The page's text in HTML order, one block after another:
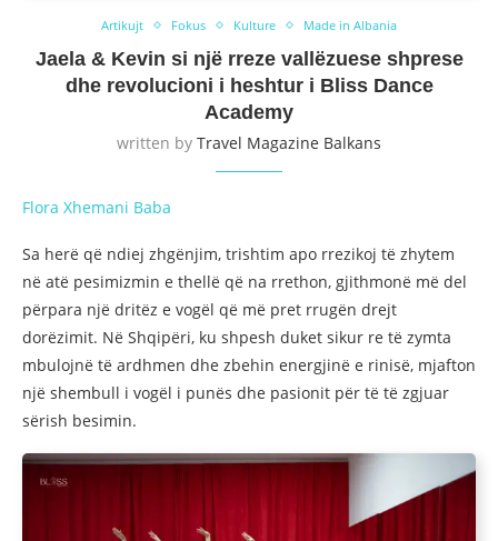
Artikujt Fokus Kulture Made in Albania
Jaela & Kevin si një rreze vallëzuese shprese
dhe revolucioni i heshtur i Bliss Dance
Academy
written by Travel Magazine Balkans
Flora Xhemani Baba
Sa herë që ndiej zhgënjim, trishtim apo rrezikoj të zhytem
në atë pesimizmin e thellë që na rrethon, gjithmonë më del
përpara një dritëz e vogël që më pret rrugën drejt
dorëzimit. Në Shqipëri, ku shpesh duket sikur re të zymta
mbulojnë të ardhmen dhe zbehin energjinë e rinisë, mjafton
një shembull i vogël i punës dhe pasionit për të të zgjuar
sërish besimin.